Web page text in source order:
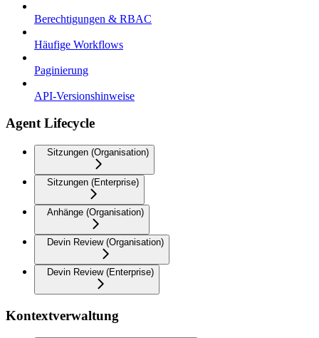
Berechtigungen & RBAC
Häufige Workflows
Paginierung
API-Versionshinweise
Agent Lifecycle
Sitzungen (Organisation)
Sitzungen (Enterprise)
Anhänge (Organisation)
Devin Review (Organisation)
Devin Review (Enterprise)
Kontextverwaltung